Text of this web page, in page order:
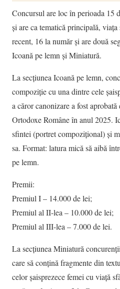
Concursul are loc în perioada 15
și are ca tematică principală,
recent, 16 la număr și are două
Icoană pe lemn și Miniatură.
La secțiunea Icoană pe lemn,
compoziție cu una dintre cele
a căror canonizare a fost
Ortodoxe Române în anul 2025.
sfintei (portret compozițional) și
sa. Format: latura mică să aibă
pe lemn.
Premii:
Premiul I – 14.000 de lei;
Premiul al II-lea – 10.000 de lei;
Premiul al III-lea – 7.000 de lei.
La secțiunea Miniatură
care să conțină fragmente din
celor șaisprezece femei cu viață